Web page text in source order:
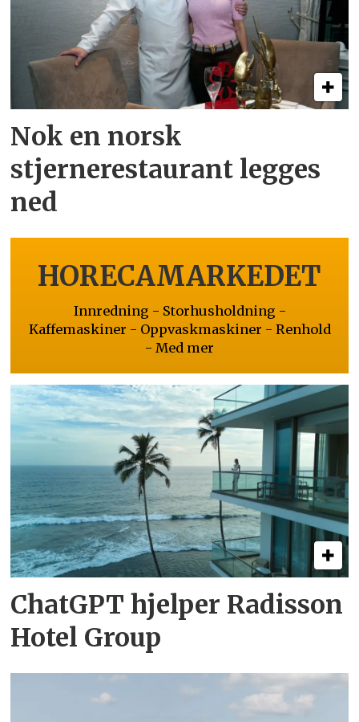
Nok en norsk
stjernerestaurant legges
ned
HORECAMARKEDET
Innredning - Storhusholdning -
Kaffemaskiner - Oppvaskmaskiner - Renhold
- Med mer
ChatGPT hjelper Radisson
Hotel Group